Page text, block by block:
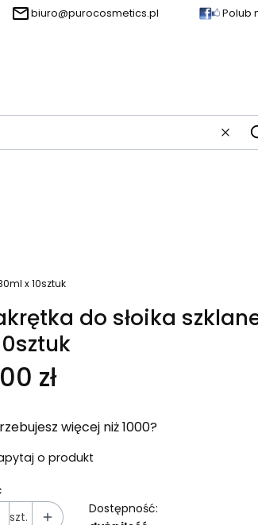
biuro@purocosmetics.pl Polub
x 10sztuk
do słoika
zł
więcej niż 1000?
o produkt
szt.
Dostępność: